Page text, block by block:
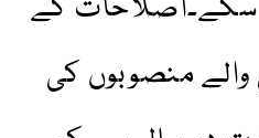
سکے۔اصلاحات کے
منصوبوں کی